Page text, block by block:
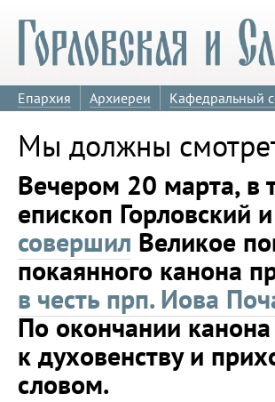
Епархия Архиереи Кафедральный
Мы должны
Вечером 20 марта, в
епископ Горловский
совершил Великое
покаянного канона
в честь прп. Иова
По окончании
к духовенству и
словом.